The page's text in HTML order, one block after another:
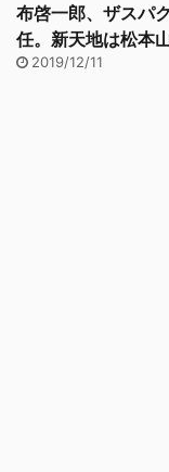
布啓一郎、ザスパ
任。新天地は松本
2019/12/11